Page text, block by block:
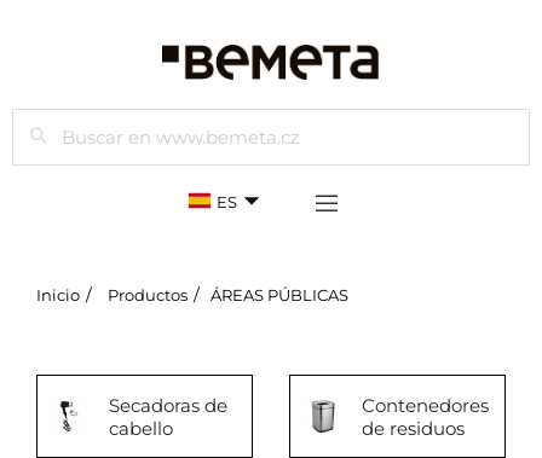
Buscar
ES
Inicio Productos ÁREAS PÚBLICAS
Secadoras de
cabello
Contenedores
de residuos